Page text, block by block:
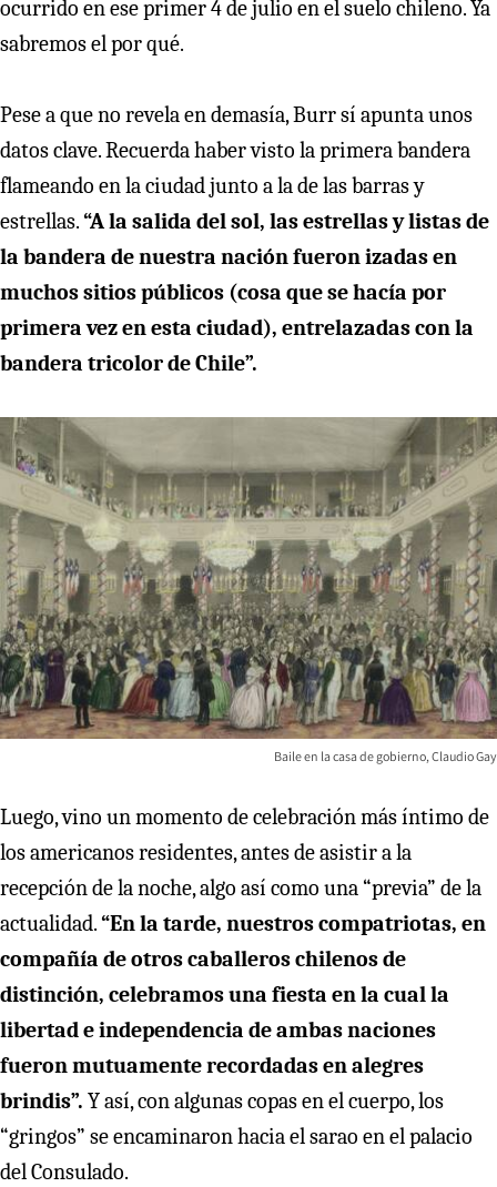
ocurrido en ese primer 4 de julio en el suelo chileno. Ya
sabremos el por qué.
Pese a que no revela en demasía, Burr sí apunta unos
datos clave. Recuerda haber visto la primera bandera
flameando en la ciudad junto a la de las barras y
estrellas.“A la salida del sol, las estrellas y listas de
la bandera de nuestra nación fueron izadas en
muchos sitios públicos (cosa que se hacía por
primera vez en esta ciudad), entrelazadas con la
bandera tricolor de Chile”.
Baile en la casa de gobierno, Claudio Gay
Luego, vino un momento de celebración más íntimo de
los americanos residentes, antes de asistir a la
recepción de la noche, algo así como una “previa” de la
actualidad.“En la tarde, nuestros compatriotas, en
compañía de otros caballeros chilenos de
distinción, celebramos una fiesta en la cual la
libertad e independencia de ambas naciones
fueron mutuamente recordadas en alegres
brindis”. Y así, con algunas copas en el cuerpo, los
“gringos” se encaminaron hacia el sarao en el palacio
del Consulado.